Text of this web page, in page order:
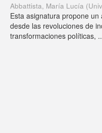
Abbattista, María Lucía (
Esta asignatura propone
desde las revoluciones de
transformaciones políticas,